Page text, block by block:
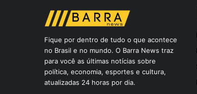
Fique por dentro de tudo o que acontece
no Brasil e no mundo. O Barra News traz
para você as últimas notícias sobre
política, economia, esportes e cultura,
atualizadas 24 horas por dia.